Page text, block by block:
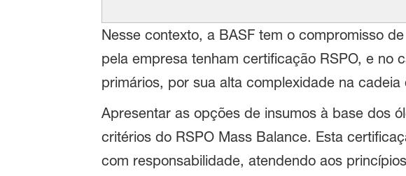
Nesse contexto, a BASF tem o compromisso
pela empresa tenham certificação RSPO, e no
primários, por sua alta complexidade na
Apresentar as opções de insumos à base dos
critérios do RSPO Mass Balance. Esta
com responsabilidade, atendendo aos